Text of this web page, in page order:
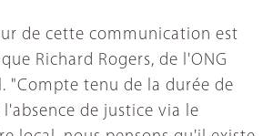
de cette communication est
Richard Rogers, de l'ONG
"Compte tenu de la durée de
de justice via le